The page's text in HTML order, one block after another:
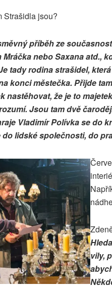
Strašidla jsou?
příběh ze
nebo Saxana atd.,
tady rodina strašidel,
konci městečka. Přijde
nastěhovat, že je to
Jsou tam dvě
Vladimír Polívka se do
do lidské společnosti, do
vily,